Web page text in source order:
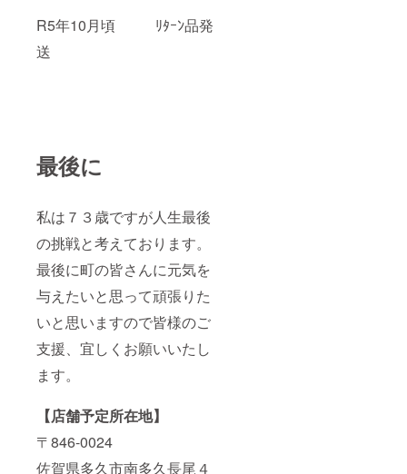
R5年10月頃 ﾘﾀｰﾝ品発
送
最後に
私は７３歳ですが人生最後
の挑戦と考えております。
最後に町の皆さんに元気を
与えたいと思って頑張りた
いと思いますので皆様のご
支援、宜しくお願いいたし
ます。
【店舗予定所在地】
〒846-0024
佐賀県多久市南多久長尾４